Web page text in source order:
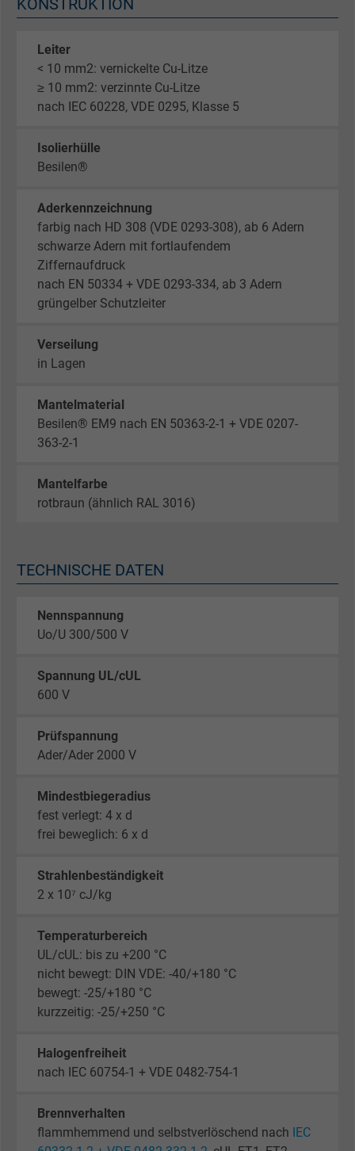
KONSTRUKTION
Leiter
< 10 mm2: vernickelte Cu-Litze
≥ 10 mm2: verzinnte Cu-Litze
nach IEC 60228, VDE 0295, Klasse 5
Isolierhülle
Besilen®
Aderkennzeichnung
farbig nach HD 308 (VDE 0293-308), ab 6 Adern
schwarze Adern mit fortlaufendem
Ziffernaufdruck
nach EN 50334 + VDE 0293-334, ab 3 Adern
grüngelber Schutzleiter
Verseilung
in Lagen
Mantelmaterial
Besilen® EM9 nach EN 50363-2-1 + VDE 0207-
363-2-1
Mantelfarbe
rotbraun (ähnlich RAL 3016)
TECHNISCHE DATEN
Nennspannung
Uo/U 300/500 V
Spannung UL/cUL
600 V
Prüfspannung
Ader/Ader 2000 V
Mindestbiegeradius
fest verlegt: 4 x d
frei beweglich: 6 x d
Strahlenbeständigkeit
2 x 10⁷ cJ/kg
Temperaturbereich
UL/cUL: bis zu +200 °C
nicht bewegt: DIN VDE: -40/+180 °C
bewegt: -25/+180 °C
kurzzeitig: -25/+250 °C
Halogenfreiheit
nach IEC 60754-1 + VDE 0482-754-1
Brennverhalten
flammhemmend und selbstverlöschend nach IEC